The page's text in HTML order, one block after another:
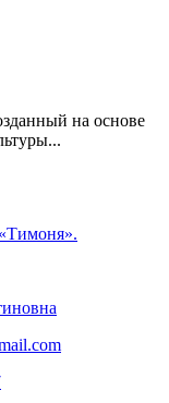
на основе